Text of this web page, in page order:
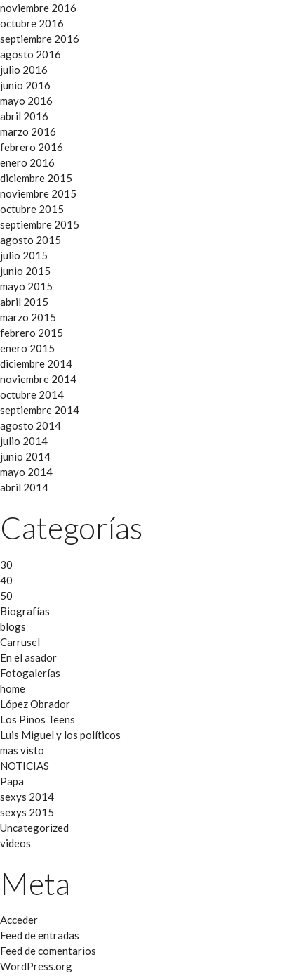
noviembre 2016
octubre 2016
septiembre 2016
agosto 2016
julio 2016
junio 2016
mayo 2016
abril 2016
marzo 2016
febrero 2016
enero 2016
diciembre 2015
noviembre 2015
octubre 2015
septiembre 2015
agosto 2015
julio 2015
junio 2015
mayo 2015
abril 2015
marzo 2015
febrero 2015
enero 2015
diciembre 2014
noviembre 2014
octubre 2014
septiembre 2014
agosto 2014
julio 2014
junio 2014
mayo 2014
abril 2014
Categorías
30
40
50
Biografías
blogs
Carrusel
En el asador
Fotogalerías
home
López Obrador
Los Pinos Teens
Luis Miguel y los políticos
mas visto
NOTICIAS
Papa
sexys 2014
sexys 2015
Uncategorized
videos
Meta
Acceder
Feed de entradas
Feed de comentarios
WordPress.org